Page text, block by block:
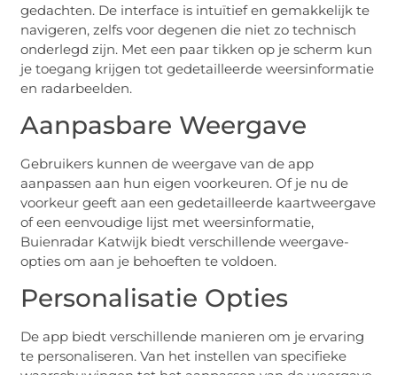
gedachten. De interface is intuïtief en gemakkelijk te
navigeren, zelfs voor degenen die niet zo technisch
onderlegd zijn. Met een paar tikken op je scherm kun
je toegang krijgen tot gedetailleerde weersinformatie
en radarbeelden.
Aanpasbare Weergave
Gebruikers kunnen de weergave van de app
aanpassen aan hun eigen voorkeuren. Of je nu de
voorkeur geeft aan een gedetailleerde kaartweergave
of een eenvoudige lijst met weersinformatie,
Buienradar Katwijk biedt verschillende weergave-
opties om aan je behoeften te voldoen.
Personalisatie Opties
De app biedt verschillende manieren om je ervaring
te personaliseren. Van het instellen van specifieke